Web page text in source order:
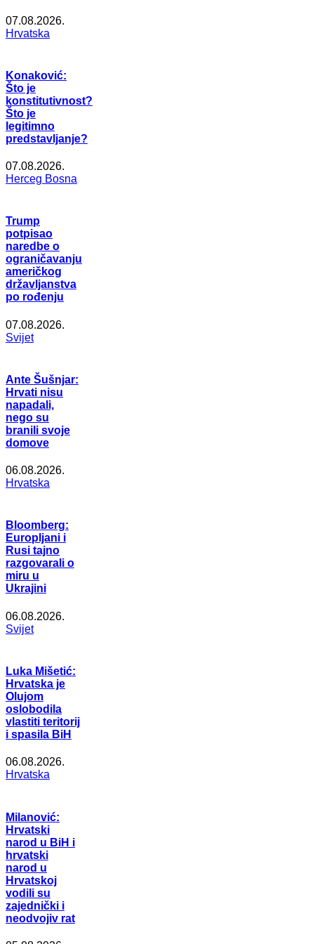
07.08.2026.
Hrvatska
Konaković:
Što je
konstitutivnost?
Što je
legitimno
predstavljanje?
07.08.2026.
Herceg Bosna
Trump
potpisao
naredbe o
ograničavanju
američkog
državljanstva
po rođenju
07.08.2026.
Svijet
Ante Šušnjar:
Hrvati nisu
napadali,
nego su
branili svoje
domove
06.08.2026.
Hrvatska
Bloomberg:
Europljani i
Rusi tajno
razgovarali o
miru u
Ukrajini
06.08.2026.
Svijet
Luka Mišetić:
Hrvatska je
Olujom
oslobodila
vlastiti teritorij
i spasila BiH
06.08.2026.
Hrvatska
Milanović:
Hrvatski
narod u BiH i
hrvatski
narod u
Hrvatskoj
vodili su
zajednički i
neodvojiv rat